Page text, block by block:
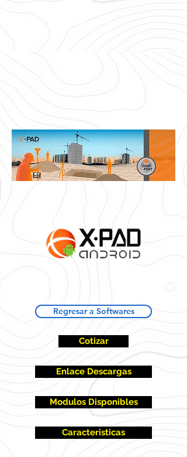
Regresar a Softwares
Cotizar
Enlace Descargas
Modulos Disponibles
Caracteristicas